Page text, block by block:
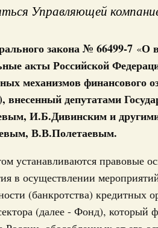
Управляющей
закона № 66499-7 «О
акты Российской
механизмов финансового
внесенный депутатами
И.Б.Дивинским и
В.В.Полетаевым.
устанавливаются правовые
в осуществлении
(банкротства) кредитных
(далее - Фонд), который
2019, среда
о расширении
уплате налога на
по установлению
с 1 января 2020 года на субъекты
обеспеченности, а также на
с населением свыше 1 миллиона
на законопроект,
использования
положения закона «Об охране